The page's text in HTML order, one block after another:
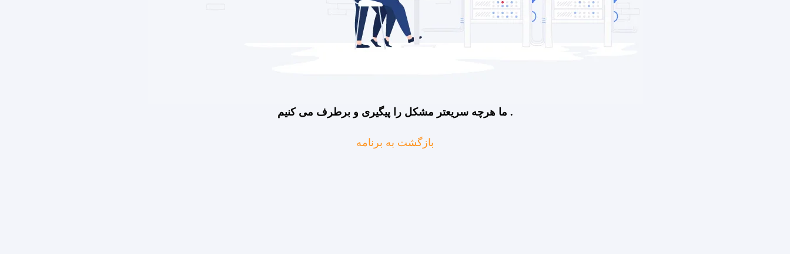
ما هرچه سریعتر مشکل را پیگیری و برطرف می کنیم .
بازگشت به برنامه